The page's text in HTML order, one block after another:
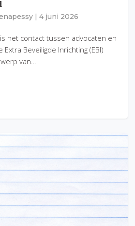
4 juni 2026
het contact tussen advocaten en
Beveiligde Inrichting (EBI)
van…